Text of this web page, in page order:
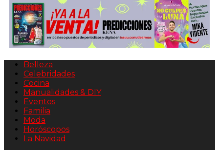
Belleza
Celebridades
Cocina
Manualidades & DIY
Eventos
Familia
Moda
Horóscopos
La Navidad